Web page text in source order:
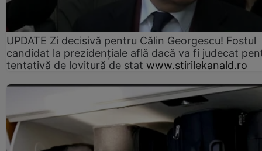
UPDATE Zi decisivă pentru Călin Georgescu! Fostul
candidat la prezidențiale află dacă va fi judecat
tentativă de lovitură de stat www.stirilekanald.ro